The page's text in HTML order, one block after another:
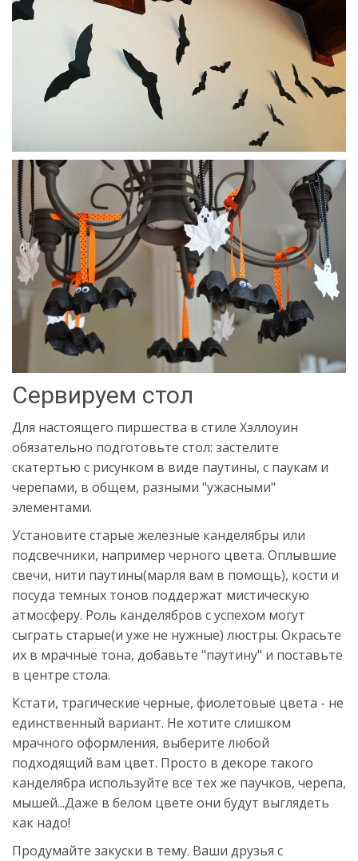
Сервируем стол
Для настоящего пиршества в стиле Хэллоуин
обязательно подготовьте стол: застелите
скатертью с рисунком в виде паутины, с паукам и
черепами, в общем, разными "ужасными"
элементами.
Установите старые железные канделябры или
подсвечники, например черного цвета. Оплывшие
свечи, нити паутины(марля вам в помощь), кости и
посуда темных тонов поддержат мистическую
атмосферу. Роль канделябров с успехом могут
сыграть старые(и уже не нужные) люстры. Окрасьте
их в мрачные тона, добавьте "паутину" и поставьте
в центре стола.
Кстати, трагические черные, фиолетовые цвета - не
единственный вариант. Не хотите слишком
мрачного оформления, выберите любой
подходящий вам цвет. Просто в декоре такого
канделябра используйте все тех же паучков, черепа,
мышей...Даже в белом цвете они будут выглядеть
как надо!
Продумайте закуски в тему. Ваши друзья с